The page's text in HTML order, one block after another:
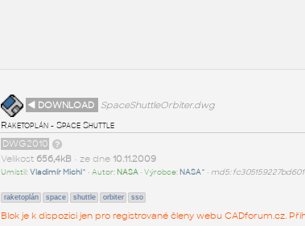
◄ DOWNLOAD
SpaceShuttleOrbiter.dwg
Raketoplán - Space Shuttle
DWG2010
Velikost 656,4kB• ze dne 10.11.2009
Umístil:Vladimír Michl^ • Autor: NASA• Výrobce: NASA^ • md5:
raketoplán space shuttle orbiter sso
Blok je k dispozici jen pro registrované členy webu CADforum.cz.